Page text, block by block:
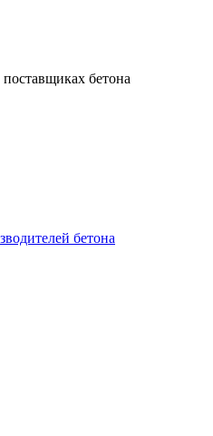
поставщиках бетона
бетона